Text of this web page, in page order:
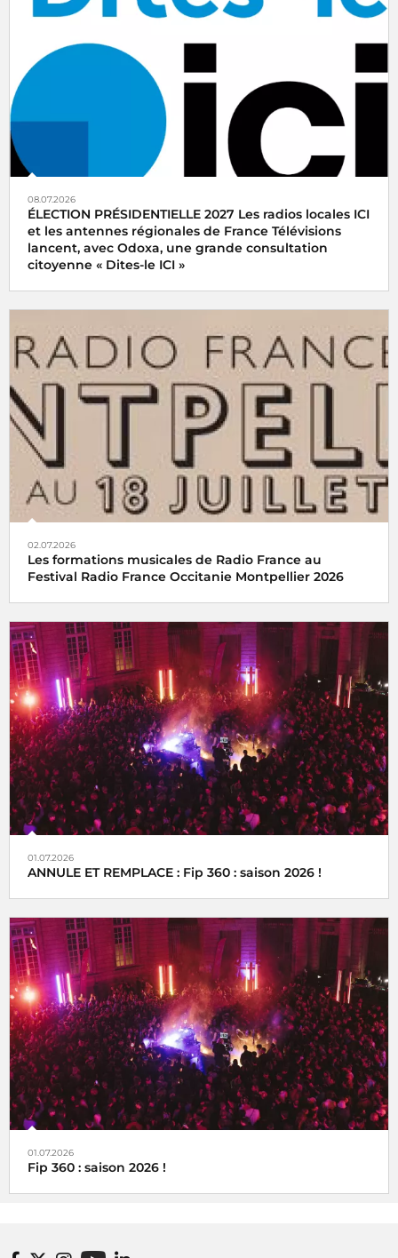
08.07.2026
ÉLECTION PRÉSIDENTIELLE 2027 Les radios locales ICI
et les antennes régionales de France Télévisions
lancent, avec Odoxa, une grande consultation
citoyenne « Dites-le ICI »
02.07.2026
Les formations musicales de Radio France au
Festival Radio France Occitanie Montpellier 2026
01.07.2026
ANNULE ET REMPLACE : Fip 360 : saison 2026 !
01.07.2026
Fip 360 : saison 2026 !